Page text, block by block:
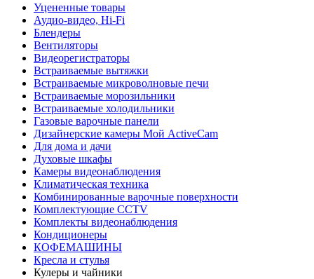
Уцененные товары
Аудио-видео, Hi-Fi
Блендеры
Вентиляторы
Видеорегистраторы
Встраиваемые вытяжки
Встраиваемые микроволновые печи
Встраиваемые морозильники
Встраиваемые холодильники
Газовые варочные панели
Дизайнерские камеры Мой ActiveCam
Для дома и дачи
Духовые шкафы
Камеры видеонаблюдения
Климатическая техника
Комбинированные варочные поверхности
Комплектующие CCTV
Комплекты видеонаблюдения
Кондиционеры
КОФЕМАШИНЫ
Кресла и стулья
Кулеры и чайники